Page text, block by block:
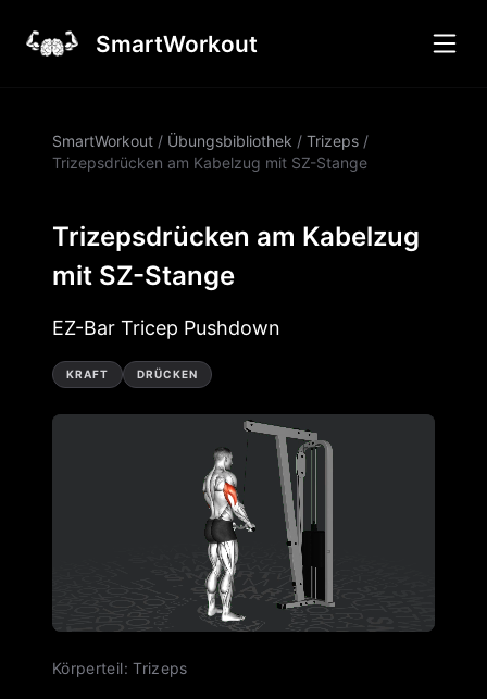
SmartWorkout
SmartWorkout / Übungsbibliothek / Trizeps /
Trizepsdrücken am Kabelzug mit SZ-Stange
Trizepsdrücken am Kabelzug
mit SZ-Stange
EZ-Bar Tricep Pushdown
KRAFT DRÜCKEN
Körperteil: Trizeps